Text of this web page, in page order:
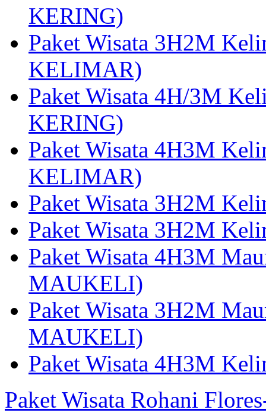
KERING)
Paket Wisata 3H2M
KELIMAR)
Paket Wisata 4H/3M
KERING)
Paket Wisata 4H3M
KELIMAR)
Paket Wisata 3H2M
Paket Wisata 3H2M
Paket Wisata 4H3M
MAUKELI)
Paket Wisata 3H2M
MAUKELI)
Paket Wisata 4H3M
Paket Wisata Rohani